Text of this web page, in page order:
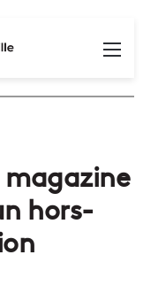
magazine
hors-